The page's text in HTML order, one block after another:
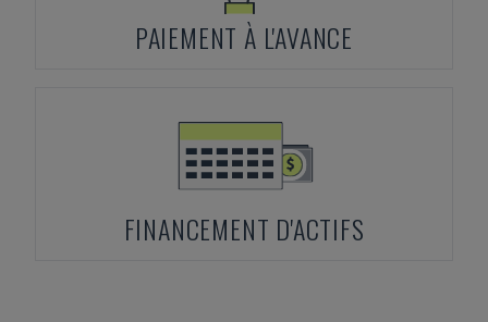
PAIEMENT À L'AVANCE
FINANCEMENT D'ACTIFS